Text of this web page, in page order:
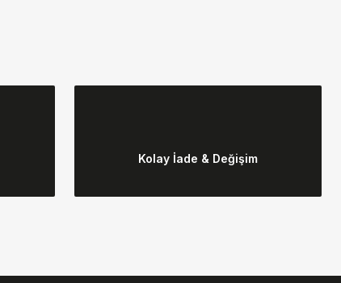
Kolay İade & Değişim